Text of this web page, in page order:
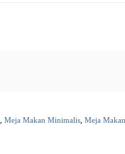
Meja Makan Minimalis Meja